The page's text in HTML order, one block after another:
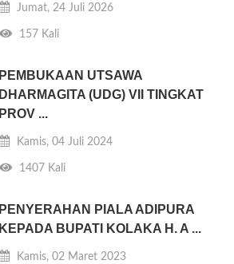
Jumat, 24 Juli 2026
157 Kali
PEMBUKAAN UTSAWA
DHARMAGITA (UDG) VII TINGKAT
PROV ...
Kamis, 04 Juli 2024
1407 Kali
PENYERAHAN PIALA ADIPURA
KEPADA BUPATI KOLAKA H. A ...
Kamis, 02 Maret 2023